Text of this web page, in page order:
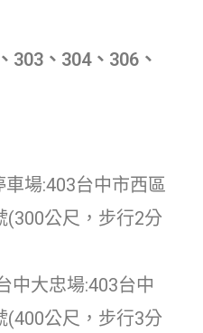
303、304、306、
場:403台中市西區
(300公尺，步行2分
中大忠場:403台中
(400公尺，步行3分